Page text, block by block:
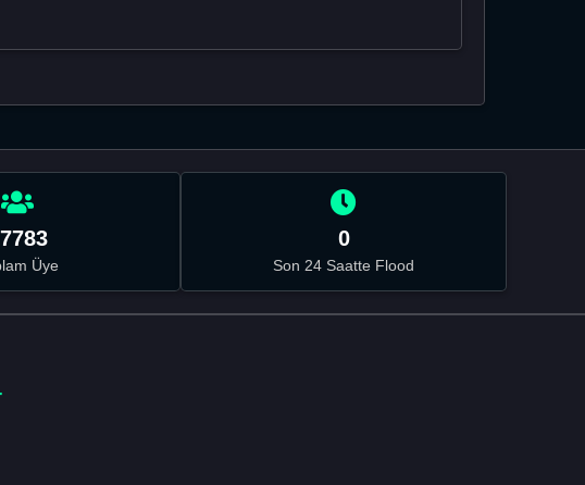
Üye
0
Son 24 Saatte Flood